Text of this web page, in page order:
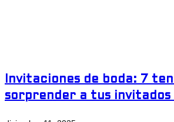
Invitaciones de boda: 7
sorprender a tus invitados